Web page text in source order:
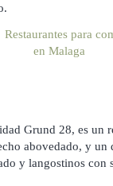
Grund 28, es un
abovedado, y
y langostinos con